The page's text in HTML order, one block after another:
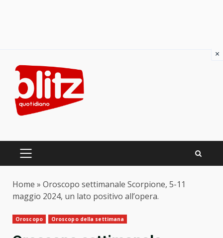
content
PRIMARY
Home » Oroscopo settimanale Scorpione, 5-11
maggio 2024, un lato positivo all’opera.
Oroscopo Oroscopo della settimana
×